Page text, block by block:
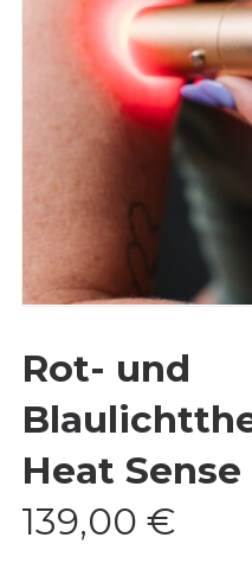
Rot- und
Heat Sense
139,00 €